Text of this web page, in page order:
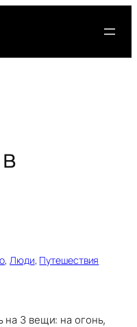
, Люди, Путешествия
3 вещи: на огонь,